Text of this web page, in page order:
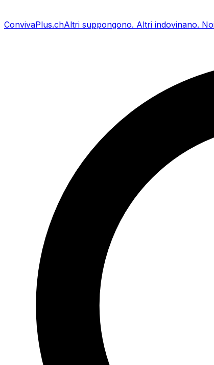
ConvivaPlus.chAltri suppongono. Altri indovinano.